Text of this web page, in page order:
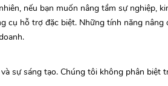
nếu bạn muốn nâng tầm sự nghiệp,
cụ hỗ trợ đặc biệt. Những tính năng nâng
sự sáng tạo. Chúng tôi không phân biệt